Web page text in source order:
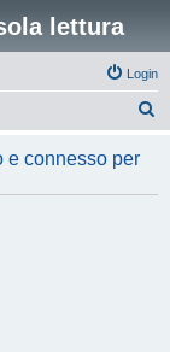
lettura
Login
c
e connesso per